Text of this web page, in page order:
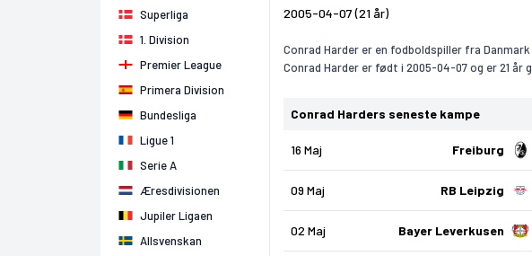
2005-04-07 (21 år)
Conrad Harder er en fodboldspiller fra
Conrad Harder er født i 2005-04-07 og er 21 år
Conrad Harders seneste kampe
16 Maj Freiburg
09 Maj RB Leipzig
02 Maj Bayer Leverkusen
Superliga
1. Division
Premier League
Primera Division
Bundesliga
Ligue 1
Serie A
Æresdivisionen
Jupiler Ligaen
Allsvenskan